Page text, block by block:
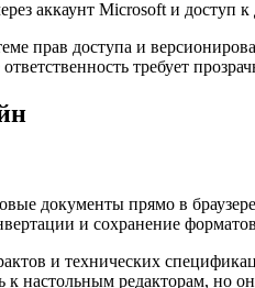
аккаунт Microsoft и доступ
прав доступа и
требует
документы прямо в
и сохранение
и технических
к настольным редакторам,